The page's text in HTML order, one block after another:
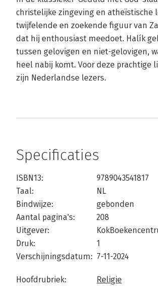
christelijke zingeving en
twijfelende en zoekende figuur van
dat hij enthousiast meedoet. Halík
tussen gelovigen en niet-gelovigen,
heel nabij komt. Voor deze prachtige
zijn Nederlandse lezers.
Specificaties
ISBN13:
9789043541817
Taal:
NL
Bindwijze:
gebonden
Aantal pagina's:
208
Uitgever:
Druk:
1
Verschijningsdatum: 7-11-2024
Hoofdrubriek: Religie